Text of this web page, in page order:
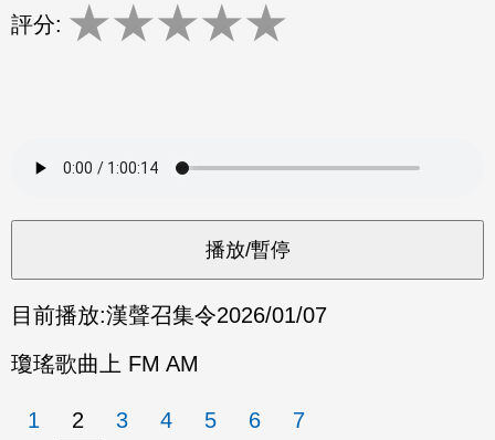
評分: ★★★★★
目前播放:漢聲召集令2026/01/07
瓊瑤歌曲上 FM AM
1 2 3 4 5 6 7